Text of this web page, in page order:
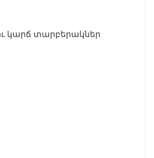
կարճ տարբերակներ